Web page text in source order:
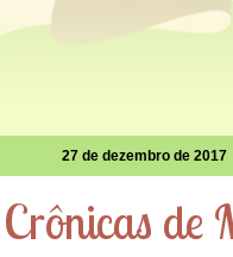
27 de dezembro de 2017